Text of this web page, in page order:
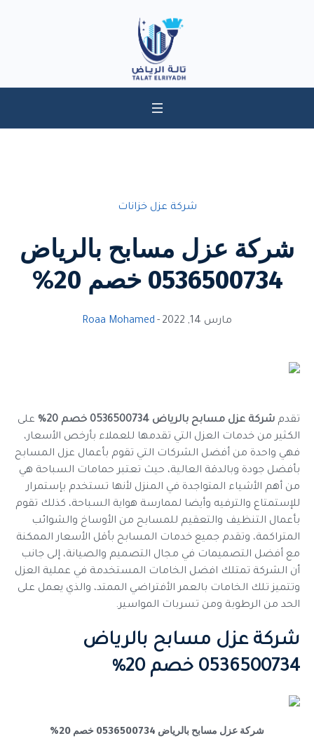
شركة عزل خزانات
شركة عزل مسابح بالرياض
0536500734 خصم 20%
مارس 14, 2022 Roaa Mohamed
تقدم شركة عزل مسابح بالرياض 0536500734 خصم 20%
على
الكثير من خدمات العزل التي تقدمها للعملاء بأرخص الأسعار،
فهي واحدة من أفضل الشركات التي تقوم بأعمال عزل المسابح
بأفضل جودة وبالدقة العالية، حيث تعتبر حمامات السباحة هي
من أهم الأشياء المتواجدة في المنزل لأنها تستخدم بإستمرار
للإستمتاع والترفيه وأيضا لممارسة هواية السباحة، كذلك تقوم
بأعمال التنظيف والتعقيم للمسابح من الأوساخ والشوائب
المتراكمة، وتقدم جميع خدمات المسابح بأقل الأسعار الممكنة
مع أفضل التصميمات في مجال التصميم والصيانة، إلى جانب
أن الشركة تمتلك افضل الخامات المستخدمة في عملية العزل
وتتميز تلك الخامات بالعمر الأفتراضي الممتد، والذي يعمل على
الحد من الرطوبة ومن تسربات المواسير.
شركة عزل مسابح بالرياض
0536500734 خصم 20%
شركة عزل مسابح بالرياض 0536500734 خصم 20%